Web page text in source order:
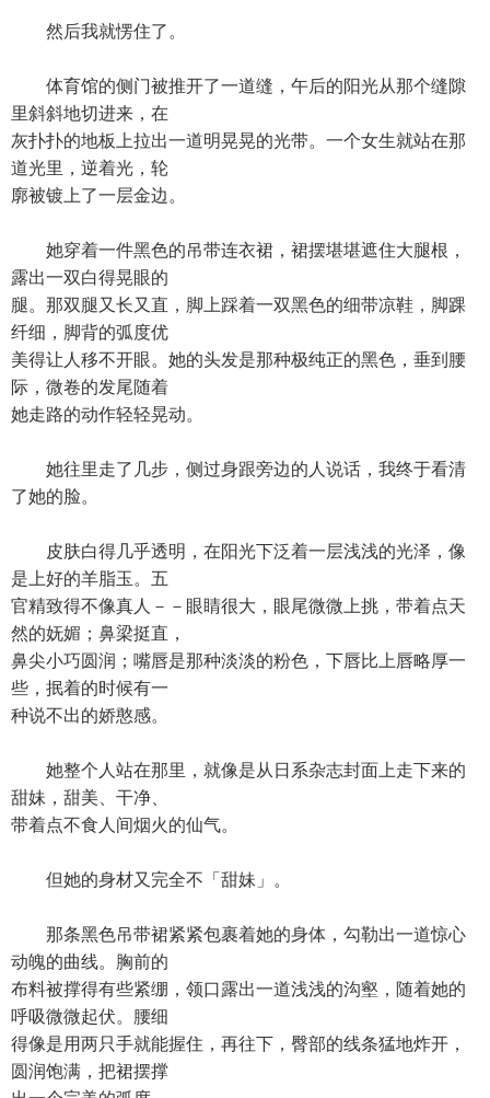
然后我就愣住了。
体育馆的侧门被推开了一道缝，午后的阳光从那个缝隙
里斜斜地切进来，在
灰扑扑的地板上拉出一道明晃晃的光带。一个女生就站在那
道光里，逆着光，轮
廓被镀上了一层金边。
她穿着一件黑色的吊带连衣裙，裙摆堪堪遮住大腿根，
露出一双白得晃眼的
腿。那双腿又长又直，脚上踩着一双黑色的细带凉鞋，脚踝
纤细，脚背的弧度优
美得让人移不开眼。她的头发是那种极纯正的黑色，垂到腰
际，微卷的发尾随着
她走路的动作轻轻晃动。
她往里走了几步，侧过身跟旁边的人说话，我终于看清
了她的脸。
皮肤白得几乎透明，在阳光下泛着一层浅浅的光泽，像
是上好的羊脂玉。五
官精致得不像真人－－眼睛很大，眼尾微微上挑，带着点天
然的妩媚；鼻梁挺直，
鼻尖小巧圆润；嘴唇是那种淡淡的粉色，下唇比上唇略厚一
些，抿着的时候有一
种说不出的娇憨感。
她整个人站在那里，就像是从日系杂志封面上走下来的
甜妹，甜美、干净、
带着点不食人间烟火的仙气。
但她的身材又完全不「甜妹」。
那条黑色吊带裙紧紧包裹着她的身体，勾勒出一道惊心
动魄的曲线。胸前的
布料被撑得有些紧绷，领口露出一道浅浅的沟壑，随着她的
呼吸微微起伏。腰细
得像是用两只手就能握住，再往下，臀部的线条猛地炸开，
圆润饱满，把裙摆撑